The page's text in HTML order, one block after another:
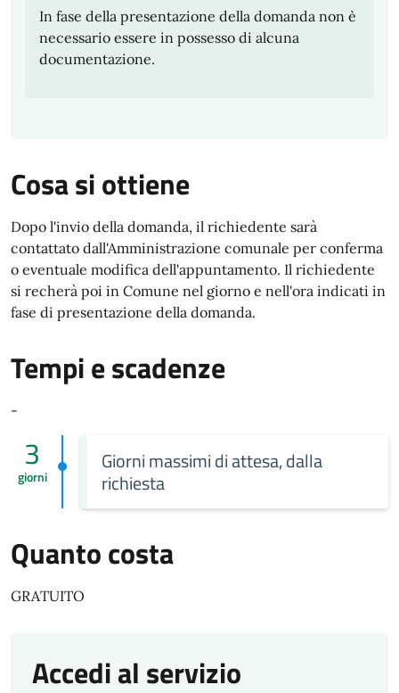
In fase della presentazione della domanda non è
necessario essere in possesso di alcuna
documentazione.
Cosa si ottiene
Dopo l'invio della domanda, il richiedente sarà
contattato dall'Amministrazione comunale per conferma
o eventuale modifica dell'appuntamento. Il richiedente
si recherà poi in Comune nel giorno e nell'ora indicati in
fase di presentazione della domanda.
Tempi e scadenze
-
3
giorni
Giorni massimi di attesa, dalla
richiesta
Quanto costa
GRATUITO
Accedi al servizio